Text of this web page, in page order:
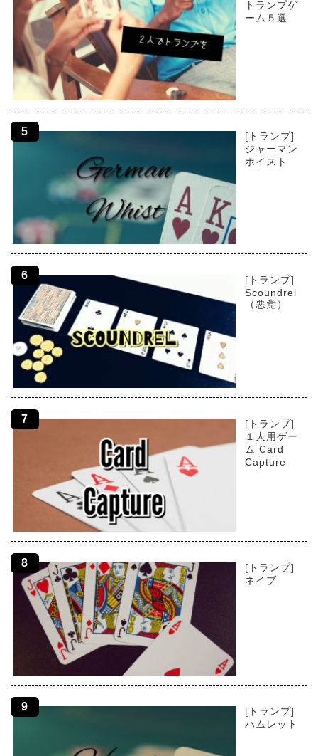
トランプゲ
ーム５選
[トランプ]
ジャーマン
ホイスト
[トランプ]
Scoundrel
（悪党）
[トランプ]
１人用ゲー
ム Card
Capture
[トランプ]
ネイブ
[トランプ]
ハムレット